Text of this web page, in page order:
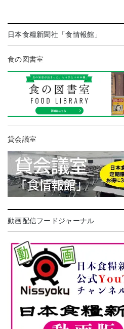
日本食糧新聞社「食情報館」
食の図書室
貸会議室
動画配信フードジャーナル